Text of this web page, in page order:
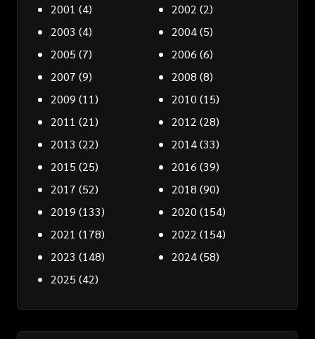
2001 (4) 2002 (2)
2003 (4) 2004(5)
2005 (7) 2006 (6)
2007 (9) 2008 (8)
2009 (11) 2010 (15)
2011 (21) 2012 (28)
2013 (22) 2014(33)
2015 (25) 2016 (39)
2017 (52) 2018 (90)
2019 (133) 2020 (154)
2021 (178) 2022 (154)
2023 (148) 2024(58)
2025 (42)